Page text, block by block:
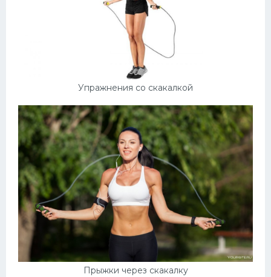
Упражнения со скакалкой
Прыжки через скакалку